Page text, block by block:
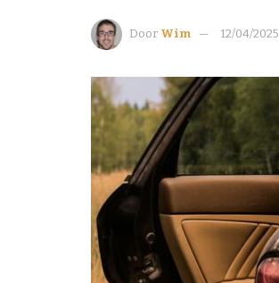
Door Wim 12/04/2025